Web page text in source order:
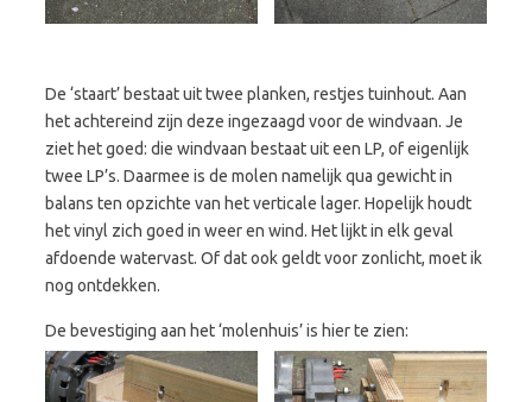
De ‘staart’ bestaat uit twee planken, restjes tuinhout. Aan
het achtereind zijn deze ingezaagd voor de windvaan. Je
ziet het goed: die windvaan bestaat uit een LP, of eigenlijk
twee LP’s. Daarmee is de molen namelijk qua gewicht in
balans ten opzichte van het verticale lager. Hopelijk houdt
het vinyl zich goed in weer en wind. Het lijkt in elk geval
afdoende watervast. Of dat ook geldt voor zonlicht, moet ik
nog ontdekken.
De bevestiging aan het ‘molenhuis’ is hier te zien: